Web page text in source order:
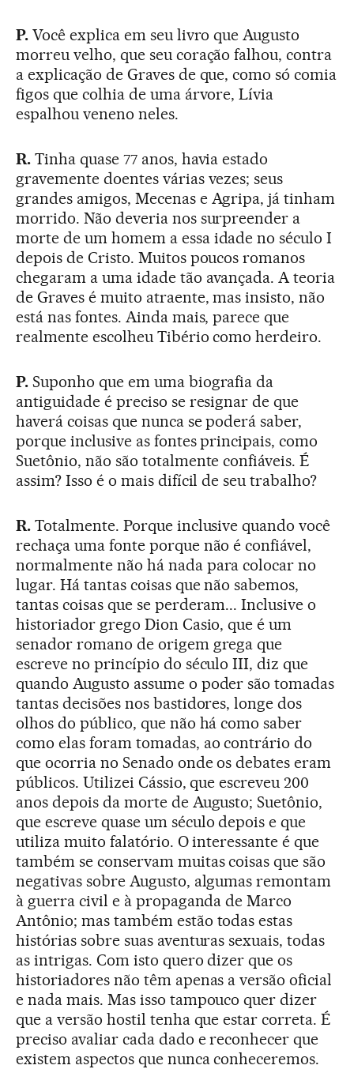
P.Você explica em seu livro que Augusto
morreu velho, que seu coração falhou, contra
a explicação de Graves de que, como só comia
figos que colhia de uma árvore, Lívia
espalhou veneno neles.
R.Tinha quase 77 anos, havia estado
gravemente doentes várias vezes; seus
grandes amigos, Mecenas e Agripa, já tinham
morrido. Não deveria nos surpreender a
morte de um homem a essa idade no século I
depois de Cristo. Muitos poucos romanos
chegaram a uma idade tão avançada. A teoria
de Graves é muito atraente, mas insisto, não
está nas fontes. Ainda mais, parece que
realmente escolheu Tibério como herdeiro.
P.Suponho que em uma biografia da
antiguidade é preciso se resignar de que
haverá coisas que nunca se poderá saber,
porque inclusive as fontes principais, como
Suetônio, não são totalmente confiáveis. É
assim? Isso é o mais difícil de seu trabalho?
R.Totalmente. Porque inclusive quando você
rechaça uma fonte porque não é confiável,
normalmente não há nada para colocar no
lugar. Há tantas coisas que não sabemos,
tantas coisas que se perderam... Inclusive o
historiador grego Dion Casio, que é um
senador romano de origem grega que
escreve no princípio do século III, diz que
quando Augusto assume o poder são tomadas
tantas decisões nos bastidores, longe dos
olhos do público, que não há como saber
como elas foram tomadas, ao contrário do
que ocorria no Senado onde os debates eram
públicos. Utilizei Cássio, que escreveu 200
anos depois da morte de Augusto; Suetônio,
que escreve quase um século depois e que
utiliza muito falatório. O interessante é que
também se conservam muitas coisas que são
negativas sobre Augusto, algumas remontam
à guerra civil e à propaganda de Marco
Antônio; mas também estão todas estas
histórias sobre suas aventuras sexuais, todas
as intrigas. Com isto quero dizer que os
historiadores não têm apenas a versão oficial
e nada mais. Mas isso tampouco quer dizer
que a versão hostil tenha que estar correta. É
preciso avaliar cada dado e reconhecer que
existem aspectos que nunca conheceremos.